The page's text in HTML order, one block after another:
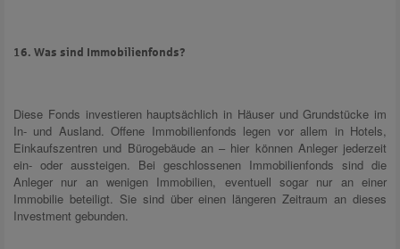
16. Was sind Immobilienfonds?
Diese Fonds investieren hauptsächlich in Häuser und Grundstücke im
In- und Ausland. Offene Immobilienfonds legen vor allem in Hotels,
Einkaufszentren und Bürogebäude an – hier können Anleger jederzeit
ein- oder aussteigen. Bei geschlossenen Immobilienfonds sind die
Anleger nur an wenigen Immobilien, eventuell sogar nur an einer
Immobilie beteiligt. Sie sind über einen längeren Zeitraum an dieses
Investment gebunden.